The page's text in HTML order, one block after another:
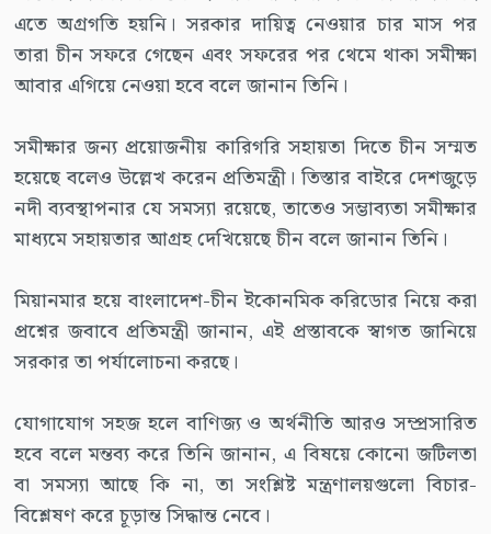
এতে অগ্রগতি হয়নি। সরকার দায়িত্ব নেওয়ার চার মাস পর
তারা চীন সফরে গেছেন এবং সফরের পর থেমে থাকা সমীক্ষা
আবার এগিয়ে নেওয়া হবে বলে জানান তিনি।
সমীক্ষার জন্য প্রয়োজনীয় কারিগরি সহায়তা দিতে চীন সম্মত
হয়েছে বলেও উল্লেখ করেন প্রতিমন্ত্রী। তিস্তার বাইরে দেশজুড়ে
নদী ব্যবস্থাপনার যে সমস্যা রয়েছে, তাতেও সম্ভাব্যতা সমীক্ষার
মাধ্যমে সহায়তার আগ্রহ দেখিয়েছে চীন বলে জানান তিনি।
মিয়ানমার হয়ে বাংলাদেশ-চীন ইকোনমিক করিডোর নিয়ে করা
প্রশ্নের জবাবে প্রতিমন্ত্রী জানান, এই প্রস্তাবকে স্বাগত জানিয়ে
সরকার তা পর্যালোচনা করছে।
যোগাযোগ সহজ হলে বাণিজ্য ও অর্থনীতি আরও সম্প্রসারিত
হবে বলে মন্তব্য করে তিনি জানান, এ বিষয়ে কোনো জটিলতা
বা সমস্যা আছে কি না, তা সংশ্লিষ্ট মন্ত্রণালয়গুলো বিচার-
বিশ্লেষণ করে চূড়ান্ত সিদ্ধান্ত নেবে।